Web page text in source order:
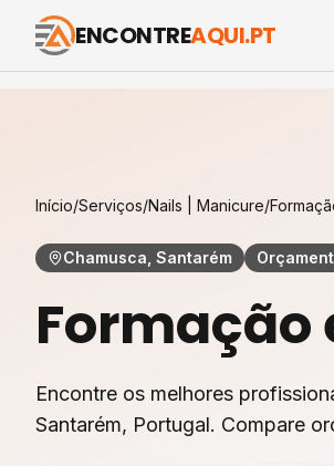
ENCONTREAQUI.PT
Início/Serviços/Nails | Manicure/
Chamusca, Santarém
Formação
Encontre os melhores
Santarém, Portugal. Compare